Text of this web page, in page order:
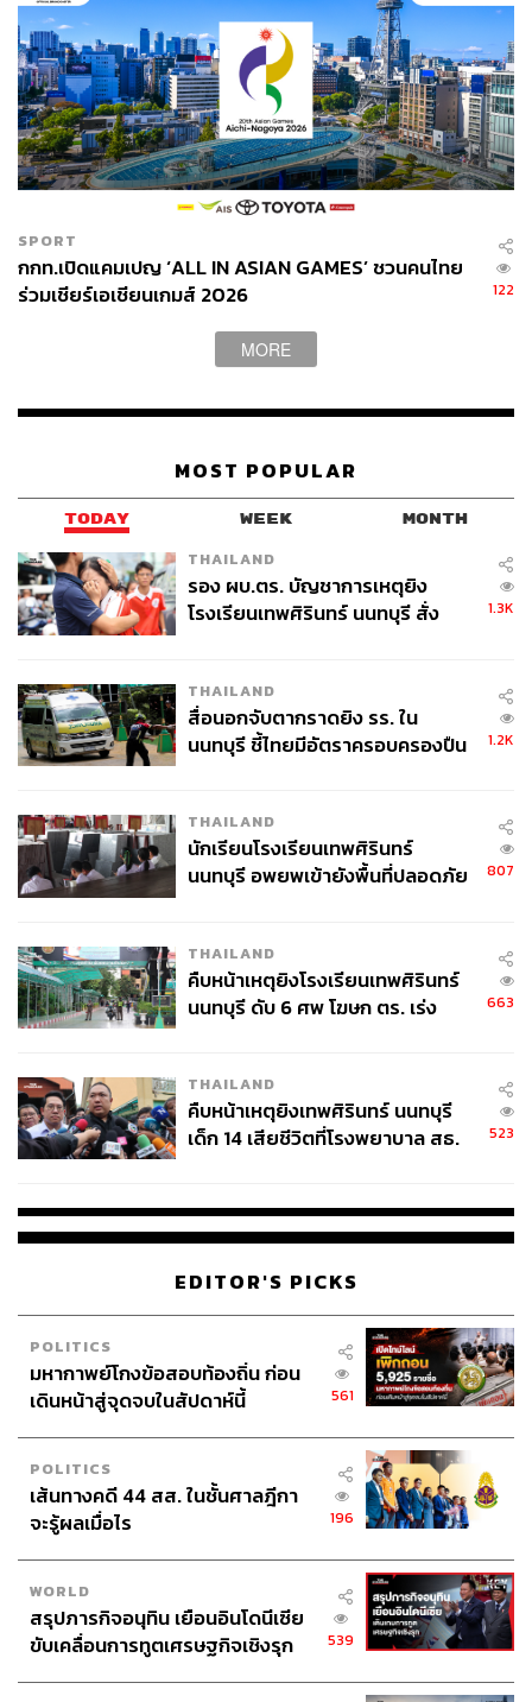
คามาลา แฮร์ริส รองประธานาธิบดีสหรัฐอเมริกา ขณะกำลัง
เดินทางเข้าร่วมรัฐพิธีศพ ชินโซ อาเบะ
ภาพ: Franck Robichon – Pool / Getty Images
นเรนทรา โมดี นายกรัฐมนตรีอินเดีย ขณะกำลังเดินทางเข้า
ร่วมรัฐพิธีศพ ชินโซ อาเบะ ในกรุงโตเกียว สะท้อนสาย
สัมพันธ์ที่แน่นแฟ้นระหว่างทั้งสองประเทศ ซึ่งโมดีเป็นหนึ่งใน
ผู้นำประเทศเครือจักรภพแห่งสหประชาชาติที่ไม่ได้เดินทาง
ซาเบธที่ 2 ณ กรุงลอนดอน เมืองหลวงของสหราชอาณาจักร
เมื่อช่วงกลางเดือนกันยายนที่ผ่านมา
ภาพ: Philip Fong / AFP
กลุ่มผู้คัดค้านการจัดรัฐพิธีศพให้แก่ ชินโซ อาเบะ อดีตนายก
รัฐมนตรีญี่ปุ่น มาชุมนุมกันบริเวณภายนอกสถานที่จัดงาน
กลุ่มผู้คัดค้านการจัดรัฐพิธีศพให้แก่ ชินโซ อาเบะ อดีตนายก
รัฐมนตรีญี่ปุ่น มาร่วมเดินขบวนประท้วงบริเวณภายนอก
สถานที่จัดงาน
ภาพ: Toshifumi Kitamura / AFP
SPORT
กกท.เปิดแคมเปญ ‘ALL IN ASIAN GAMES’ ชวนคนไทย
ร่วมเชียร์เอเชียนเกมส์ 2026
122
MORE
MOST POPULAR
TODAY WEEK MONTH
THAILAND
รอง ผบ.ตร. บัญชาการเหตุยิง
โรงเรียนเทพศิรินทร์ นนทบุรี สั่ง
1.3K
THAILAND
สื่อนอกจับตากราดยิง รร. ใน
นนทบุรี ชี้ไทยมีอัตราครอบครองปืน
1.2K
THAILAND
นักเรียนโรงเรียนเทพศิรินทร์
นนทบุรี อพยพเข้ายังพื้นที่ปลอดภัย
807
THAILAND
คืบหน้าเหตุยิงโรงเรียนเทพศิรินทร์
นนทบุรี ดับ 6 ศพ โฆษก ตร. เร่ง
663
THAILAND
คืบหน้าเหตุยิงเทพศิรินทร์ นนทบุรี
เด็ก 14 เสียชีวิตที่โรงพยาบาล สธ.
523
EDITOR'S PICKS
POLITICS
มหากาพย์โกงข้อสอบท้องถิ่น ก่อน
เดินหน้าสู่จุดจบในสัปดาห์นี้
561
POLITICS
เส้นทางคดี 44 สส. ในชั้นศาลฎีกา
จะรู้ผลเมื่อไร
196
WORLD
สรุปภารกิจอนุทิน เยือนอินโดนีเซีย
ขับเคลื่อนการทูตเศรษฐกิจเชิงรุก
539